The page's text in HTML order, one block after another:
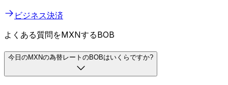
ビジネス決済
よくある質問をMXNするBOB
今日のMXNの為替レートのBOBはいくらですか?